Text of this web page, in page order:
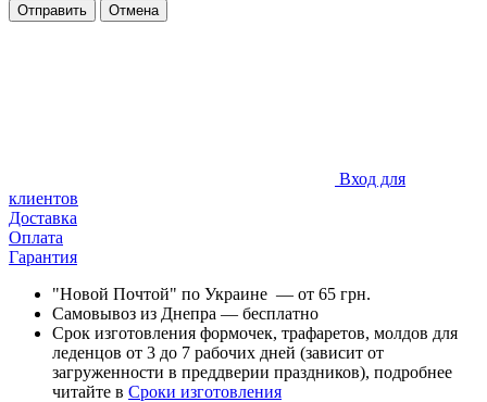
Отправить Отмена
Вход для
клиентов
Доставка
Оплата
Гарантия
"Новой Почтой" по Украине — от 65 грн.
Самовывоз из Днепра — бесплатно
Срок изготовления формочек, трафаретов, молдов для
леденцов от 3 до 7 рабочих дней (зависит от
загруженности в преддверии праздников), подробнее
читайте в Сроки изготовления